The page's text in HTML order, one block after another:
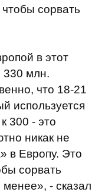
сорвать
в этот
330 млн.
что 18-21
используется
300 - это
никак не
в Европу. Это
сорвать
- сказал